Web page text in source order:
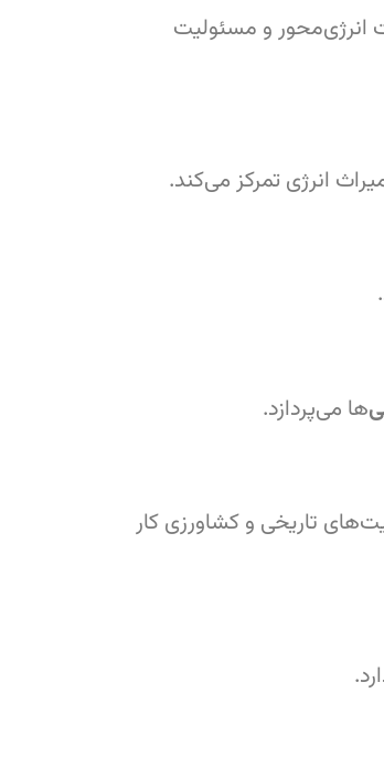
و مسئولیت
انرژی تمرکز می‌کند.
‌ها می‌پردازد.
تاریخی و کشاورزی کار